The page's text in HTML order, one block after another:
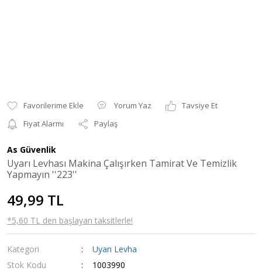
Yorum Yaz
Tavsiye Et
Fiyat Alarmı
Paylaş
As Güvenlik
Uyarı Levhası Makina Çalışırken Tamirat Ve Temizlik
Yapmayın ''223''
49,99 TL
*5,60 TL den başlayan taksitlerle!
Kategori
Uyarı Levha
Stok Kodu
1003990